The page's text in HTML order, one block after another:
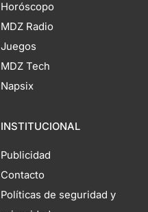
Horóscopo
MDZ Radio
Juegos
MDZ Tech
Napsix
INSTITUCIONAL
Publicidad
Contacto
Políticas de seguridad y